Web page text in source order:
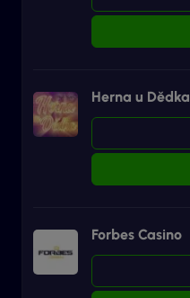
Herna u Dědka
Forbes Casino